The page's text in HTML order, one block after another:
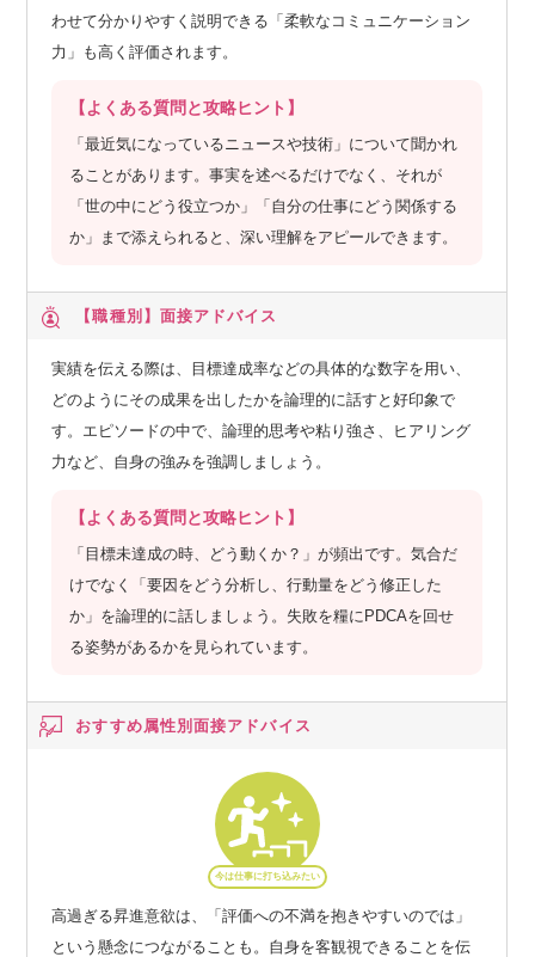
わせて分かりやすく説明できる「柔軟なコミュニケーション
力」も高く評価されます。
【よくある質問と攻略ヒント】
「最近気になっているニュースや技術」について聞かれ
ることがあります。事実を述べるだけでなく、それが
「世の中にどう役立つか」「自分の仕事にどう関係する
か」まで添えられると、深い理解をアピールできます。
【職種別】 面接アドバイス
実績を伝える際は、目標達成率などの具体的な数字を用い、
どのようにその成果を出したかを論理的に話すと好印象で
す。エピソードの中で、論理的思考や粘り強さ、ヒアリング
力など、自身の強みを強調しましょう。
【よくある質問と攻略ヒント】
「目標未達成の時、どう動くか？」が頻出です。気合だ
けでなく「要因をどう分析し、行動量をどう修正した
か」を論理的に話しましょう。失敗を糧にPDCAを回せ
る姿勢があるかを見られています。
おすすめ属性別面接アドバイス
今は仕事に打ち込みたい
高過ぎる昇進意欲は、「評価への不満を抱きやすいのでは」
という懸念につながることも。自身を客観視できることを伝